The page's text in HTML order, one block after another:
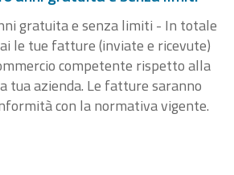
gratuita e senza limiti - In totale
le tue fatture (inviate e ricevute)
competente rispetto alla
tua azienda. Le fatture saranno
con la normativa vigente.